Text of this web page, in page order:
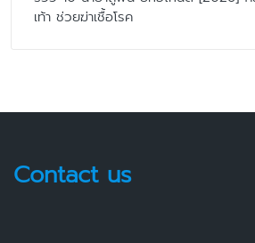
เท้า ช่วยฆ่าเชื้อโรค
Contact us